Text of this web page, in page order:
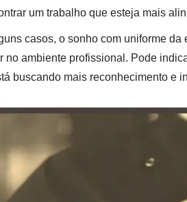
um trabalho que esteja mais
casos, o sonho com uniforme
no ambiente profissional. Pode
buscando mais reconhecimento e